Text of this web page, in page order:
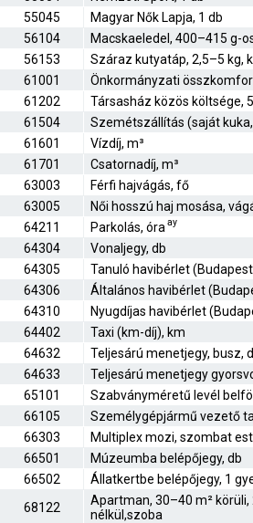
55045
Magyar Nők Lapja, 1 db
56104
Macskaeledel, 400–415 g-
56153 Száraz kutyatáp, 2,5–5 kg,
61001
Önkormányzati
61202
Társasház közös költsége,
61504
Szemétszállítás (saját
61601
Vízdíj, m³
61701
Csatornadíj, m³
63003
Férfi hajvágás, fő
63005
Női hosszú haj mosása,
64211
Parkolás, óra ay
64304
Vonaljegy, db
64305
Tanuló havibérlet
64306 Általános havibérlet
64310 Nyugdíjas havibérlet
64402
Taxi (km-díj), km
64632
Teljesárú menetjegy, busz,
64633 Teljesárú menetjegy
65101
Szabványméretű levél
66105
Személygépjármű vezető
66303
Multiplex mozi, szombat
66501
Múzeumba belépőjegy, db
66502
Állatkertbe belépőjegy, 1
68122
Apartman, 30–40 m² körüli,
nélkül,szoba